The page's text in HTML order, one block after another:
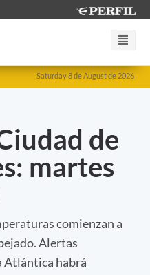
Saturday 8 de August de 2026
de
martes
comienzan a
Alertas
Atlántica habrá